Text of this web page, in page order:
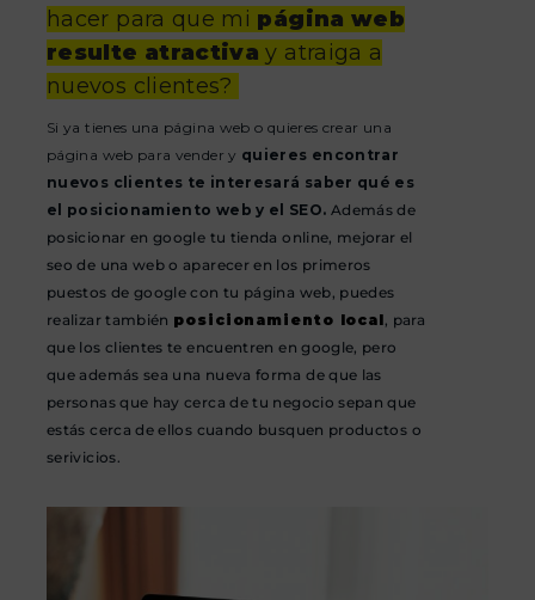
hacer para que mi página web
resulte atractivay atraiga a
nuevos clientes?
Si ya tienes una página web o quieres crear una
página web para vender y quieres encontrar
nuevos clientes te interesará saber qué es
el posicionamiento web y el SEO. Además de
posicionar en google tu tienda online, mejorar el
seo de una web o aparecer en los primeros
puestos de google con tu página web, puedes
realizar también posicionamiento local, para
que los clientes te encuentren en google, pero
que además sea una nueva forma de que las
personas que hay cerca de tu negocio sepan que
estás cerca de ellos cuando busquen productos o
serivicios.